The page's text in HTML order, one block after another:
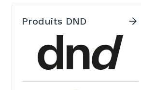
Produits DND